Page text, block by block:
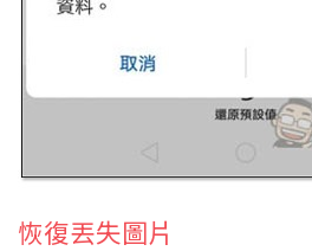
恢復丟失圖片